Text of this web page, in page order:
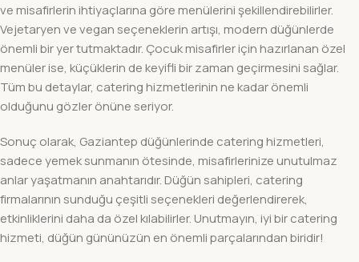
ve misafirlerin ihtiyaçlarına göre menülerini şekillendirebilirler.
Vejetaryen ve vegan seçeneklerin artışı, modern düğünlerde
önemli bir yer tutmaktadır. Çocuk misafirler için hazırlanan özel
menüler ise, küçüklerin de keyifli bir zaman geçirmesini sağlar.
Tüm bu detaylar, catering hizmetlerinin ne kadar önemli
olduğunu gözler önüne seriyor.
Sonuç olarak, Gaziantep düğünlerinde catering hizmetleri,
sadece yemek sunmanın ötesinde, misafirlerinize unutulmaz
anlar yaşatmanın anahtarıdır. Düğün sahipleri, catering
firmalarının sunduğu çeşitli seçenekleri değerlendirerek,
etkinliklerini daha da özel kılabilirler. Unutmayın, iyi bir catering
hizmeti, düğün gününüzün en önemli parçalarından biridir!